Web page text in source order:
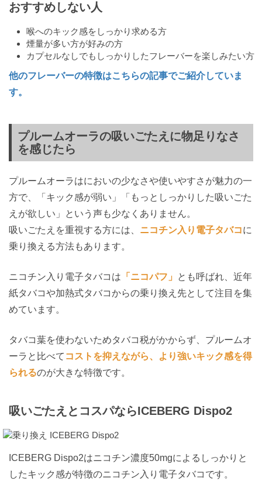
おすすめしない人
喉へのキック感をしっかり求める方
煙量が多い方が好みの方
カプセルなしでもしっかりしたフレーバーを楽しみたい方
他のフレーバーの特徴はこちらの記事でご紹介していま
す。
プルームオーラの吸いごたえに物足りなさ
を感じたら
プルームオーラはにおいの少なさや使いやすさが魅力の一
方で、「キック感が弱い」「もっとしっかりした吸いごた
えが欲しい」という声も少なくありません。
吸いごたえを重視する方には、 ニコチン入り電子タバコに
乗り換える方法もあります。
ニコチン入り電子タバコは 「ニコパフ」
とも呼ばれ、近年
紙タバコや加熱式タバコからの乗り換え先として注目を集
めています。
タバコ葉を使わないためタバコ税がかからず、プルームオ
ーラと比べて コストを抑えながら、より強いキック感を得
られるのが大きな特徴です。
吸いごたえとコスパならICEBERG Dispo2
ICEBERG Dispo2はニコチン濃度50mgによるしっかりと
したキック感が特徴のニコチン入り電子タバコです。